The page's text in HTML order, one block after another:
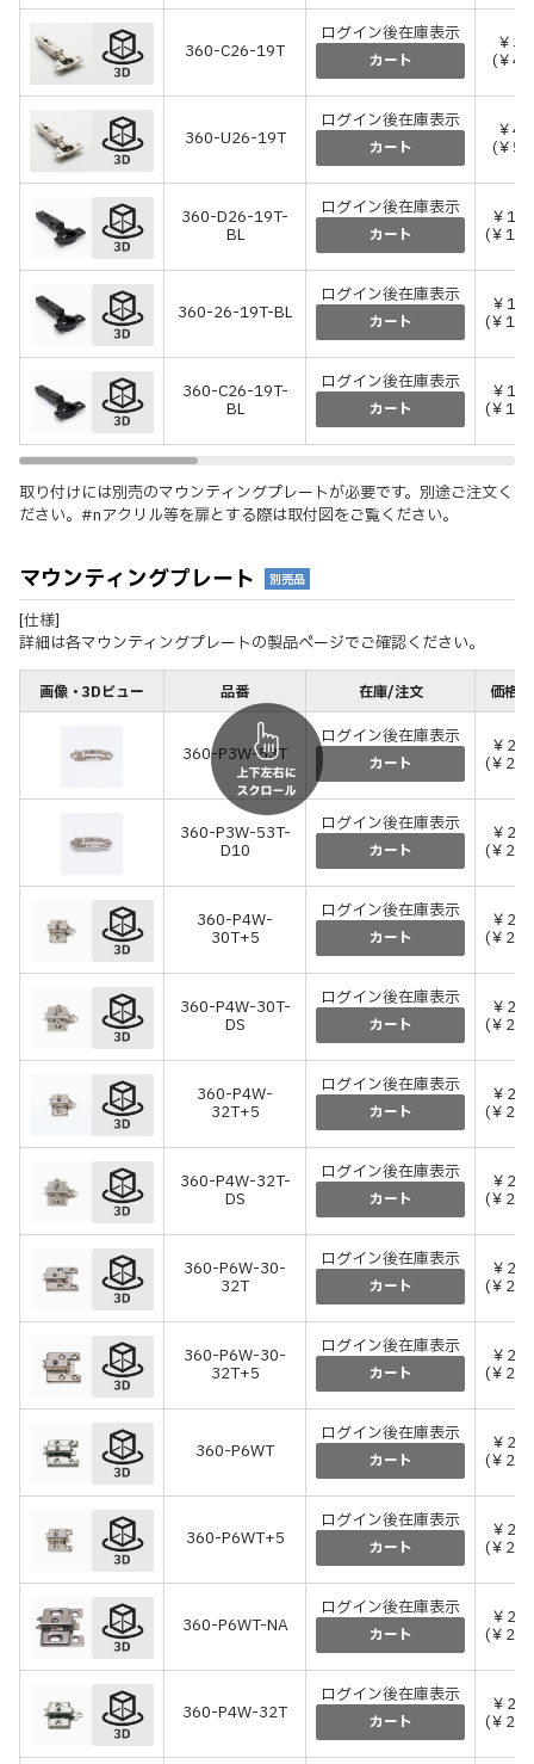
360-C26-19T
ログイン後在庫表示
カート
￥
(￥
360-U26-19T
ログイン後在庫表示
カート
￥
(￥
360-D26-19T-
BL
ログイン後在庫表示
カート
￥
(￥
360-26-19T-BL
ログイン後在庫表示
カート
￥
(￥
360-C26-19T-
BL
ログイン後在庫表示
カート
￥
(￥
取り付けには別売のマウンティングプレートが必要です。別途ご注文く
ださい。#nアクリル等を扉とする際は取付図をご覧ください。
マウンティングプレート 別売品
[仕様]
詳細は各マウンティングプレートの製品ページでご確認ください。
画像・3Dビュー 品番 在庫/注文 価格(
360-P3W-53T
ログイン後在庫表示
カート
￥
(￥
360-P3W-53T-
D10
ログイン後在庫表示
カート
￥
(￥
360-P4W-
30T+5
ログイン後在庫表示
カート
￥
(￥
360-P4W-30T-
DS
ログイン後在庫表示
カート
￥
(￥
360-P4W-
32T+5
ログイン後在庫表示
カート
￥
(￥
360-P4W-32T-
DS
ログイン後在庫表示
カート
￥
(￥
360-P6W-30-
32T
ログイン後在庫表示
カート
￥
(￥
360-P6W-30-
32T+5
ログイン後在庫表示
カート
￥
(￥
360-P6WT
ログイン後在庫表示
カート
￥
(￥
360-P6WT+5
ログイン後在庫表示
カート
￥
(￥
360-P6WT-NA
ログイン後在庫表示
カート
￥
(￥
360-P4W-32T
ログイン後在庫表示
カート
￥
(￥